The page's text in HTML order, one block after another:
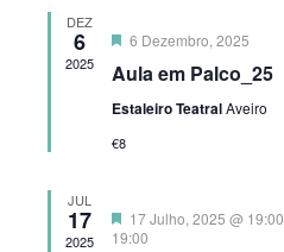
DEZ
6
2025
Destaque
6 Dezembro, 2025
Aula em Palco_25
Estaleiro TeatralAveiro
€8
JUL
17
2025
Destaque
17 Julho, 2025 @ 19:00
19:00